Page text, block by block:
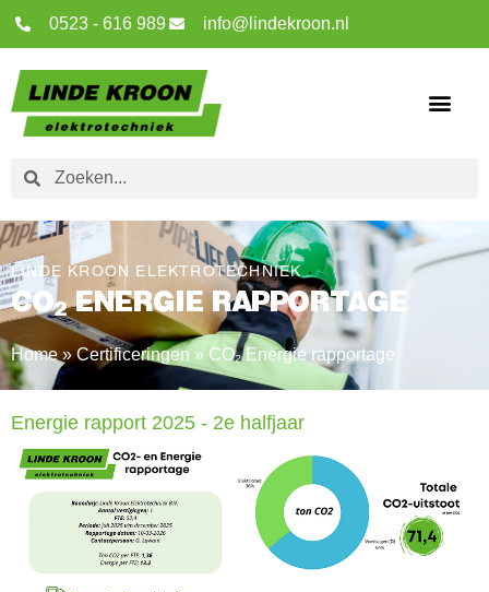
0523 - 616 989 info@lindekroon.nl
LINDE KROON ELEKTROTECHNIEK
CO2ENERGIE RAPPORTAGE
Home»Certificeringen » CO₂ Energie rapportage
Energie rapport 2025 - 2e halfjaar